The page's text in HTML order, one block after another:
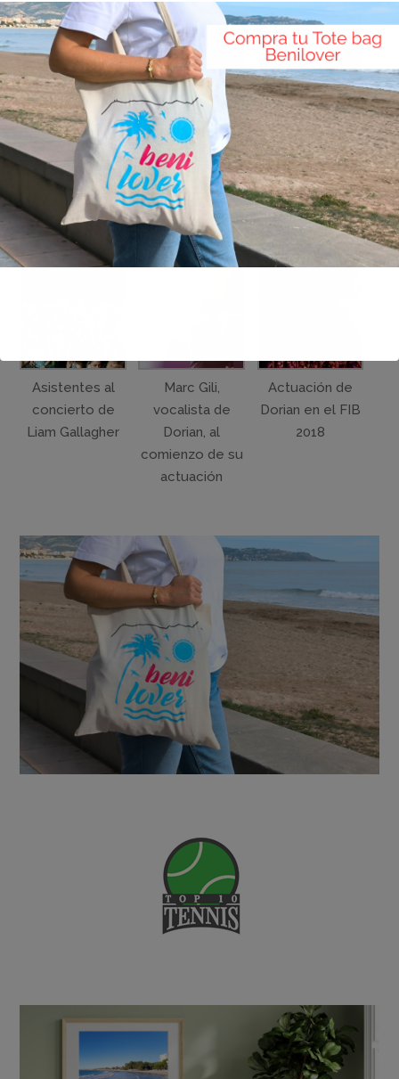
Público
congregado
ante el
escenario Las
Palmas FIB 2018
Liam Gallagher
al inicio de su
actuación
Actuación de
Liam Gallagher
en el FIB 2018
Asistentes al
concierto de
Liam Gallagher
Marc Gili,
vocalista de
Dorian, al
comienzo de su
actuación
Actuación de
Dorian en el FIB
2018